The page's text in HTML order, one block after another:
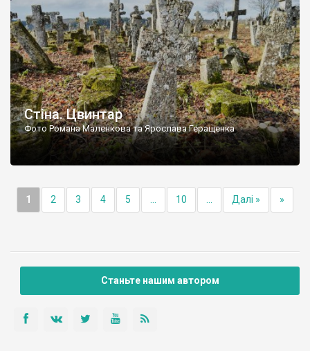
Стіна. Цвинтар
Фото Романа Маленкова та Ярослава Геращенка
1 2 3 4 5 10 Далі » »
Станьте нашим автором